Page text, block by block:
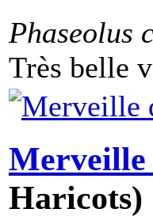
Phaseolus
Très belle
Merveille
Haricots)